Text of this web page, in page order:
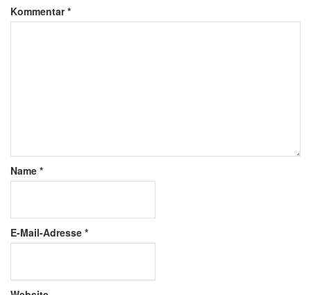
Kommentar*
Name *
E-Mail-Adresse *